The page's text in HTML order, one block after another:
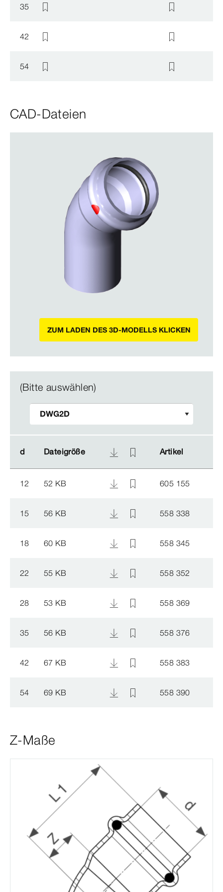
35
42
54
CAD-Dateien
ZUM LADEN DES 3D-MODELLS KLICKEN
(Bitte auswählen)
d Dateigröße Artikel
d Dateigröße Artikel
12 52 KB 605 155
15 56 KB 558 338
18 60 KB 558 345
22 55 KB 558 352
28 53 KB 558 369
35 56 KB 558 376
42 67 KB 558 383
54 69 KB 558 390
Z-Maße